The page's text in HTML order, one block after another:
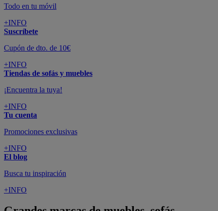
Todo en tu móvil
+INFO
Suscríbete
Cupón de dto. de 10€
+INFO
Tiendas de sofás y muebles
¡Encuentra la tuya!
+INFO
Tu cuenta
Promociones exclusivas
+INFO
El blog
Busca tu inspiración
+INFO